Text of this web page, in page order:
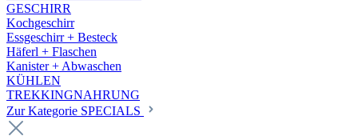
GESCHIRR
Kochgeschirr
Essgeschirr + Besteck
Häferl + Flaschen
Kanister + Abwaschen
KÜHLEN
TREKKINGNAHRUNG
Zur Kategorie SPECIALS